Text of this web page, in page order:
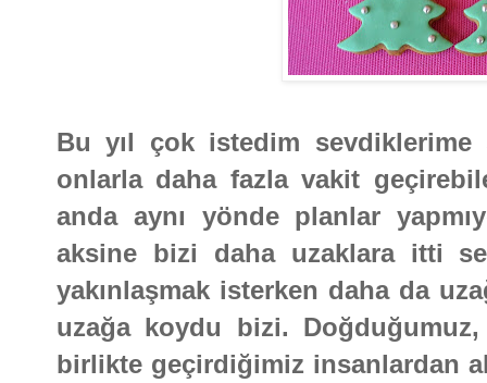
Bu yıl çok istedim sevdiklerime
onlarla daha fazla vakit
anda aynı yönde planlar
aksine bizi daha uzaklara itti
yakınlaşmak isterken daha da
uzağa koydu bizi.
birlikte geçirdiğimiz insanlardan